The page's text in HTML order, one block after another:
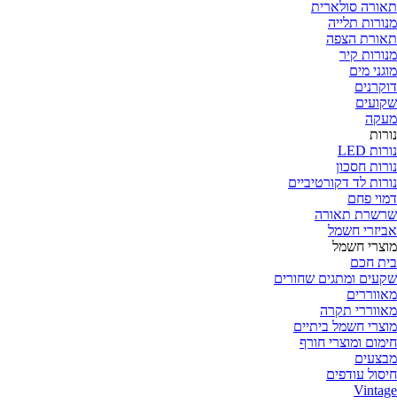
תאורה סולארית
מנורות תלייה
תאורת הצפה
מנורות קיר
מוגני מים
דוקרנים
שקועים
מעקה
נורות
נורות LED
נורות חסכון
נורות לד דקורטיביים
דמוי פחם
שרשרת תאורה
אביזרי חשמל
מוצרי חשמל
בית חכם
שקעים ומתגים שחורים
מאווררים
מאווררי תקרה
מוצרי חשמל ביתיים
חימום ומוצרי חורף
מבצעים
חיסול עודפים
Vintage